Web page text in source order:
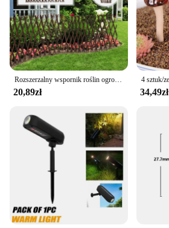
20,89zł 34,49zł